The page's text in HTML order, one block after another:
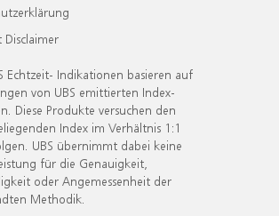
Disclaimer
Echtzeit- Indikationen basieren auf
von UBS emittierten Index-
Diese Produkte versuchen den
Index im Verhältnis 1:1
UBS übernimmt dabei keine
für die Genauigkeit,
oder Angemessenheit der
Methodik.